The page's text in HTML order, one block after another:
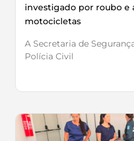
investigado por roubo e
motocicletas
A Secretaria de
Polícia Civil